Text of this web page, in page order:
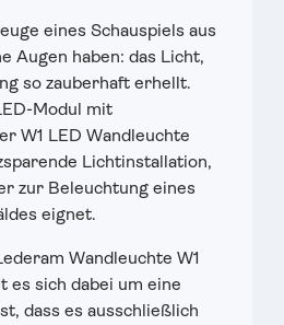
eines Schauspiels aus
Augen haben: das Licht,
so zauberhaft erhellt.
Modul mit
W1 LED Wandleuchte
Lichtinstallation,
zur Beleuchtung eines
eignet.
Wandleuchte W1
es sich dabei um eine
dass es ausschließlich